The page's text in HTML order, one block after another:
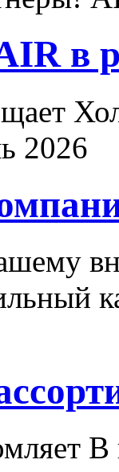
в
2026
В